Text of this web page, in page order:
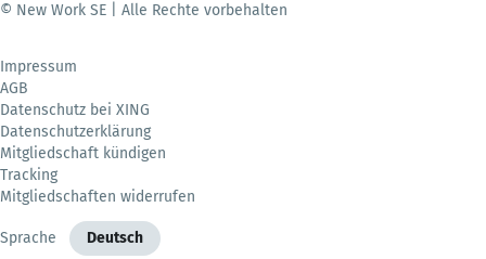
© New Work SE | Alle Rechte vorbehalten
Impressum
AGB
Datenschutz bei XING
Datenschutzerklärung
Mitgliedschaft kündigen
Tracking
Mitgliedschaften widerrufen
Sprache Deutsch